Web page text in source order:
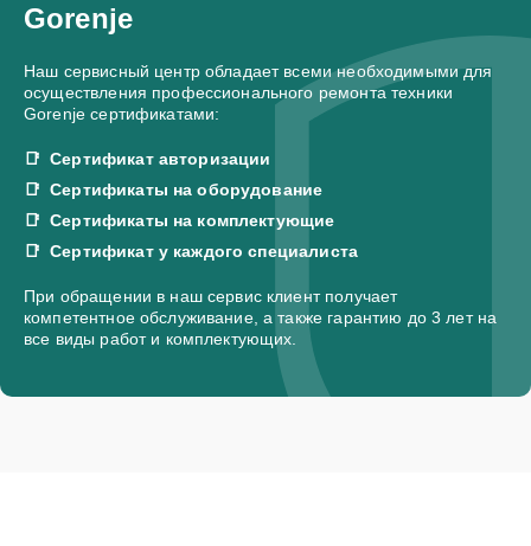
Gorenje
Наш сервисный центр обладает всеми необходимыми для
осуществления профессионального ремонта техники
Gorenje сертификатами:
Сертификат авторизации
Сертификаты на оборудование
Сертификаты на комплектующие
Сертификат у каждого специалиста
При обращении в наш сервис клиент получает
компетентное обслуживание, а также гарантию до 3 лет на
все виды работ и комплектующих.